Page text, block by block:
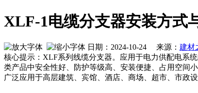
XLF-1电缆分支器安装方式
日期：2024-10-24 来源： 建材
核心提示：XLF系列线缆分支器。应用于电力供配电系
类产品中安全性好、防护等级高、安装便捷、占用空间
广泛应用于高层建筑、宾馆、酒店、商场、超市、市政设